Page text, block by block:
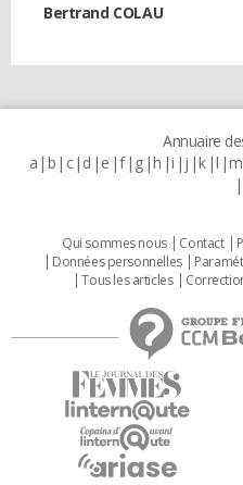
Bertrand COLAU
Annuaire
a b c d e f g h i j k l m
Qui sommes nous Contact
Données personnelles
Tous les articles